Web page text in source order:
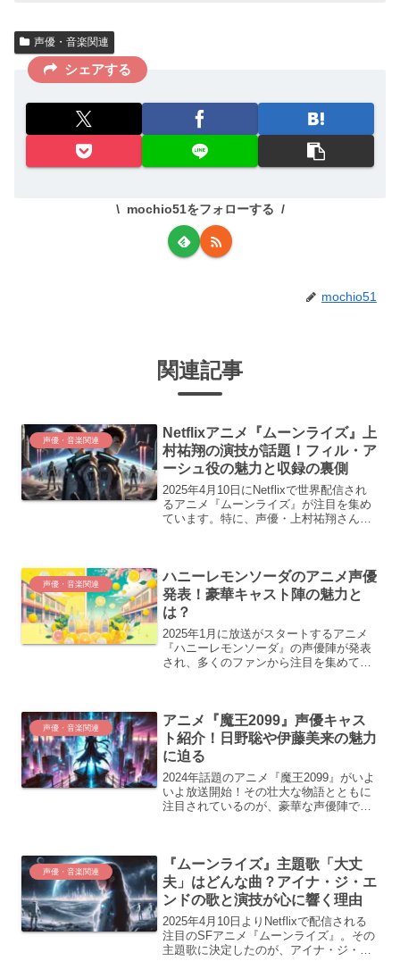
声優・音楽関連
シェアする
mochio51をフォローする
mochio51
関連記事
声優・音楽関連
Netflixアニメ『ムーンライズ』上
村祐翔の演技が話題！フィル・ア
ーシュ役の魅力と収録の裏側
2025年4月10日にNetflixで世界配信され
るアニメ『ムーンライズ』が注目を集め
ています。特に、声優・上村祐翔さんが
ミア』など...
声優・音楽関連
ハニーレモンソーダのアニメ声優
発表！豪華キャスト陣の魅力と
は？
2025年1月に放送がスタートするアニメ
『ハニーレモンソーダ』の声優陣が発表
され、多くのファンから注目を集めてい
優陣が参加してい...
声優・音楽関連
アニメ『魔王2099』声優キャス
ト紹介！日野聡や伊藤美来の魅力
に迫る
2024年話題のアニメ『魔王2099』がいよ
いよ放送開始！その壮大な物語とともに
注目されているのが、豪華な声優陣で
ています。この記事で...
声優・音楽関連
『ムーンライズ』主題歌「大丈
夫」はどんな曲？アイナ・ジ・エ
ンドの歌と演技が心に響く理由
2025年4月10日よりNetflixで配信される
注目のSFアニメ『ムーンライズ』。その
主題歌に決定したのが、アイナ・ジ・エ